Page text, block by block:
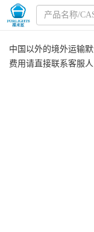
中国以外的境外运输
费用请直接联系客服人